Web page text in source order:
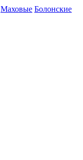
Маховые Болонские